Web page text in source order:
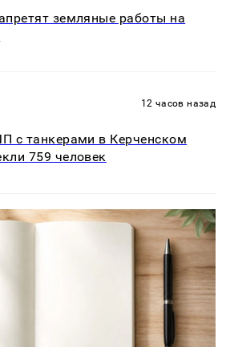
земляные работы на
12 часов назад
с танкерами в Керченском
759 человек